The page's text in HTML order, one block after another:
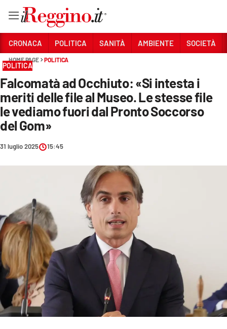
Sezioni
CRONACA
POLITICA
SANITÀ
AMBIENTE
ECONOMIA E LAVORO
EVENTI
SPORT
Streaming
LAC TV
CRONACA POLITICA SANITÀ AMBIENTE SOCIETÀ
HOME PAGE POLITICA
POLITICA
Falcomatà ad Occhiuto: «Si intesta i
meriti delle file al Museo. Le stesse file
le vediamo fuori dal Pronto Soccorso
del Gom»
31 luglio 2025 15:45